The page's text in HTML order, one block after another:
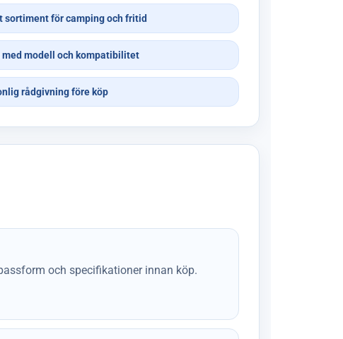
sortiment för camping och fritid
modell och kompatibilitet
rådgivning före köp
och specifikationer innan köp.